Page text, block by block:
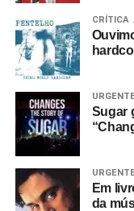
CRÍTICA
Sugar
Em
da